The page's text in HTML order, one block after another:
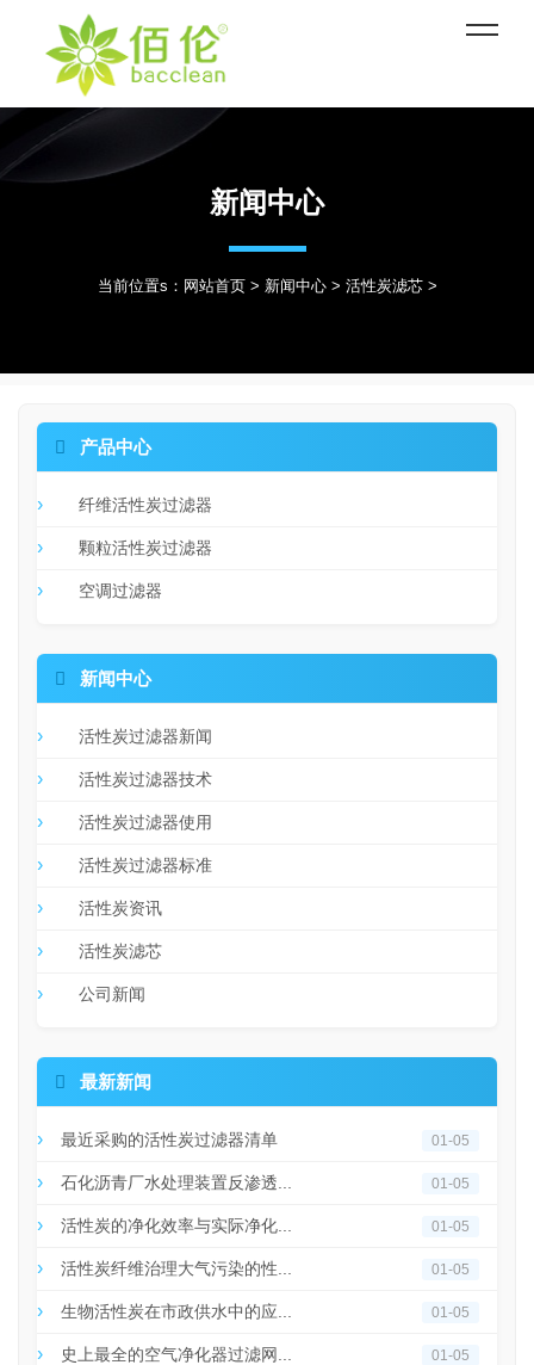
新闻中心
当前位置s： 网站首页> 新闻中心> 活性炭滤芯>
 产品中心
纤维活性炭过滤器
颗粒活性炭过滤器
空调过滤器
 新闻中心
活性炭过滤器新闻
活性炭过滤器技术
活性炭过滤器使用
活性炭过滤器标准
活性炭资讯
活性炭滤芯
公司新闻
 最新新闻
最近采购的活性炭过滤器清单 01-05
石化沥青厂水处理装置反渗透... 01-05
活性炭的净化效率与实际净化... 01-05
活性炭纤维治理大气污染的性... 01-05
生物活性炭在市政供水中的应... 01-05
史上最全的空气净化器过滤网... 01-05